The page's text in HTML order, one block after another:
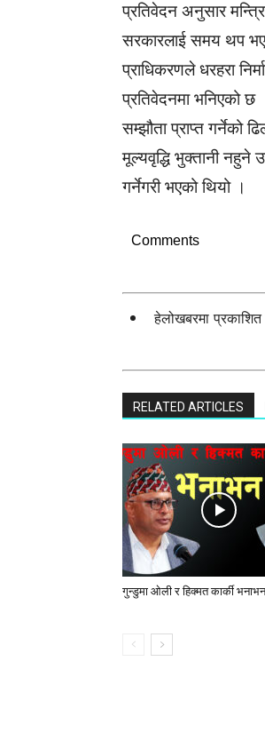
प्रतिवेदन अनुसार
सरकारलाई समय थप
प्राधिकरणले धरहरा
प्रतिवेदनमा भनिएको
सम्झौता प्राप्त गर्नेको
मूल्यवृद्धि भुक्तानी
गर्नेगरी भएको थियो ।
Comments
हेलोखबरमा
RELATED ARTICLES
गुन्डुमा ओली र हिक्मत कार्की भनाभन